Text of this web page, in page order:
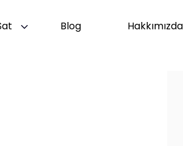
Blog Hakkımızda